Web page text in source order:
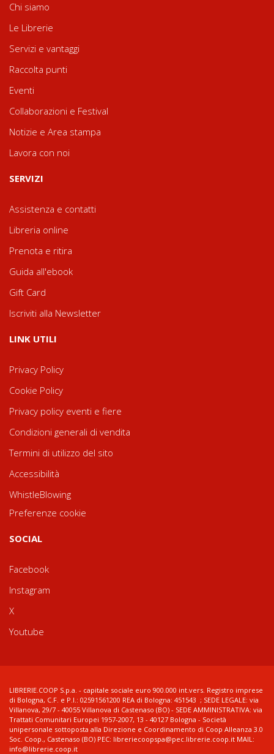
Chi siamo
Le Librerie
Servizi e vantaggi
Raccolta punti
Eventi
Collaborazioni e Festival
Notizie e Area stampa
Lavora con noi
SERVIZI
Assistenza e contatti
Libreria online
Prenota e ritira
Guida all'ebook
Gift Card
Iscriviti alla Newsletter
LINK UTILI
Privacy Policy
Cookie Policy
Privacy policy eventi e fiere
Condizioni generali di vendita
Termini di utilizzo del sito
Accessibilità
WhistleBlowing
Preferenze cookie
SOCIAL
Facebook
Instagram
X
Youtube
LIBRERIE.COOP S.p.a. - capitale sociale euro 900.000 int.vers. Registro imprese
di Bologna, C.F. e P.I.: 02591561200 REA di Bologna: 451543 ; SEDE LEGALE: via
Villanova, 29/7 - 40055 Villanova di Castenaso (BO) - SEDE AMMINISTRATIVA: via
Trattati Comunitari Europei 1957-2007, 13 - 40127 Bologna - Società
unipersonale sottoposta alla Direzione e Coordinamento di Coop Alleanza 3.0
Soc. Coop., Castenaso (BO) PEC: libreriecoopspa@pec.librerie.coop.it MAIL:
info@librerie.coop.it